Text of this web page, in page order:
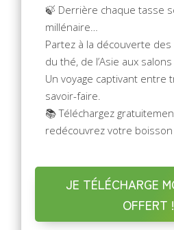
🍃 Derrière chaque tasse
millénaire…
Partez à la découverte
du thé, de l’Asie aux salons
Un voyage captivant entre
savoir-faire.
📚 Téléchargez
redécouvrez votre
JE TÉLÉCHARGE
OFFERT !